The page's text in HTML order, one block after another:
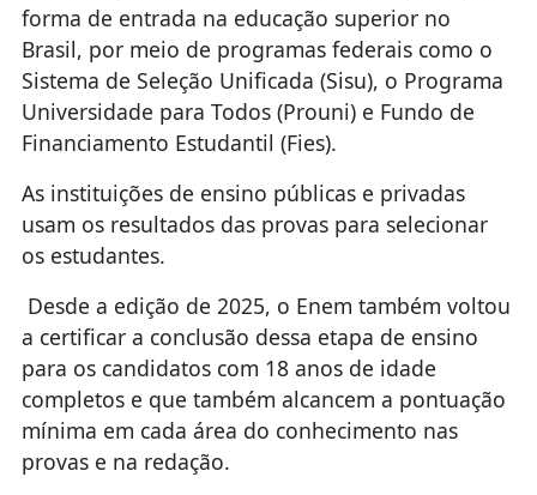
forma de entrada na educação superior no
Brasil, por meio de programas federais como o
Sistema de Seleção Unificada (Sisu), o Programa
Universidade para Todos (Prouni) e Fundo de
Financiamento Estudantil (Fies).
As instituições de ensino públicas e privadas
usam os resultados das provas para selecionar
os estudantes.
Desde a edição de 2025, o Enem também voltou
a certificar a conclusão dessa etapa de ensino
para os candidatos com 18 anos de idade
completos e que também alcancem a pontuação
mínima em cada área do conhecimento nas
provas e na redação.